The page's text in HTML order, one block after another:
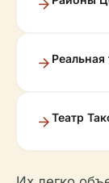
Реальная
Театр